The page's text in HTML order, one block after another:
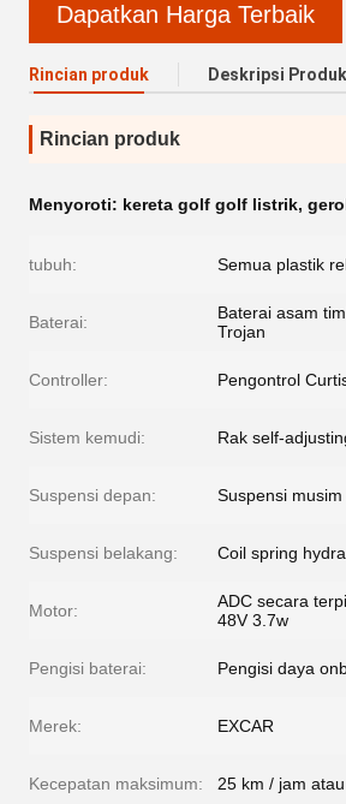
Dapatkan Harga Terbaik
Rincian produk Deskripsi Produk
Rincian produk
Menyoroti: kereta golf golf listrik,
tubuh: Semua plastik
Baterai:
Baterai asam
Trojan
Controller: Pengontrol
Sistem kemudi: Rak self-
Suspensi depan: Suspensi
Suspensi belakang: Coil spring
Motor:
ADC secara
48V 3.7w
Pengisi baterai: Pengisi daya
Merek: EXCAR
Kecepatan maksimum: 25 km / jam